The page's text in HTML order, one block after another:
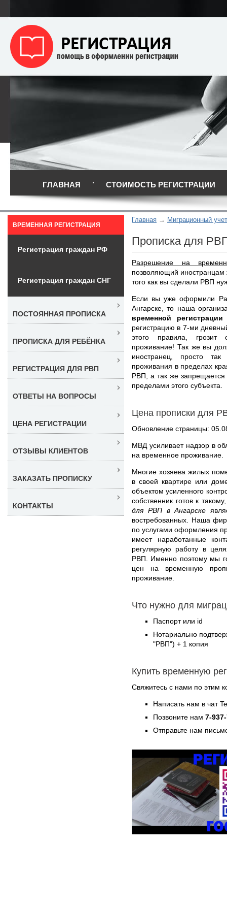
ГЛАВНАЯ СТОИМОСТЬ РЕГИСТРАЦИИ
Главная Миграционный
Прописка для
Разрешение на
позволяющий иностранцам
того как вы сделали РВП
Если вы уже оформили
Ангарске, то наша
временной
регистрацию в 7-ми
этого правила, грозит
проживание! Так же вы
иностранец, просто
проживания в пределах
РВП, а так же запрещается
пределами этого субъекта.
Цена прописки для
Обновление страницы:
МВД усиливает надзор в
на временное проживание.
Многие хозяева жилых
в своей квартире или
объектом усиленного
собственник готов к
для РВП в Ангарске
востребованных. Наша
по услугами оформления
имеет наработанные
регулярную работу в
РВП. Именно поэтому мы
цен на временную
проживание.
Что нужно для
Паспорт или id
Нотариально
"РВП") + 1 копия
Купить временную
Свяжитесь с нами по этим
Написать нам в чат
Позвоните нам 7-
Отправьте нам
ВРЕМЕННАЯ РЕГИСТРАЦИЯ
Регистрация граждан РФ
Регистрация граждан СНГ
ПОСТОЯННАЯ ПРОПИСКА
ПРОПИСКА ДЛЯ РЕБЁНКА
РЕГИСТРАЦИЯ ДЛЯ РВП
ОТВЕТЫ НА ВОПРОСЫ
ЦЕНА РЕГИСТРАЦИИ
ОТЗЫВЫ КЛИЕНТОВ
ЗАКАЗАТЬ ПРОПИСКУ
КОНТАКТЫ